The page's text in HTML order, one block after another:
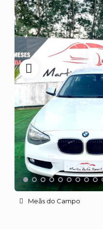
Meãs do Campo